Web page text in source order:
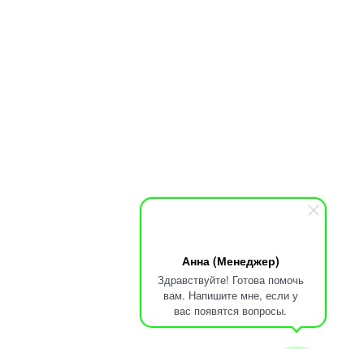
Анна (Менеджер)
Здравствуйте! Готова помочь
вам. Напишите мне, если у
вас появятся вопросы.